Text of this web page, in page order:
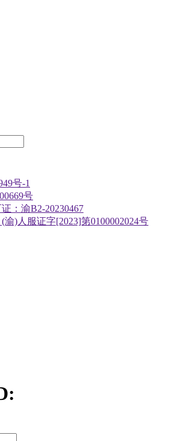
号-1
号
：渝B2-20230467
)人服证字[2023]第0100002024号